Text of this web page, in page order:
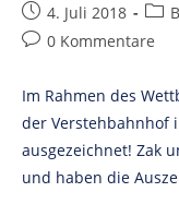
Post
published:
4. Juli 2018
Post
Post0 Kommentare
Im Rahmen des
der Verstehbahnhof
ausgezeichnet! Zak
und haben die